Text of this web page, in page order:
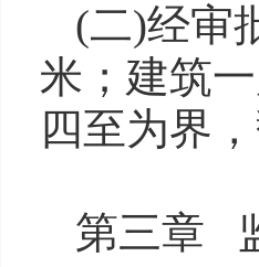
(二)经审
米；建筑
四至为界
第三章